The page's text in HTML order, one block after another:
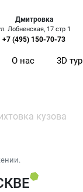
Дмитровка
Лобненская, 17 стр 1
+7 (495) 150-70-73
О нас 3D тур
кузова